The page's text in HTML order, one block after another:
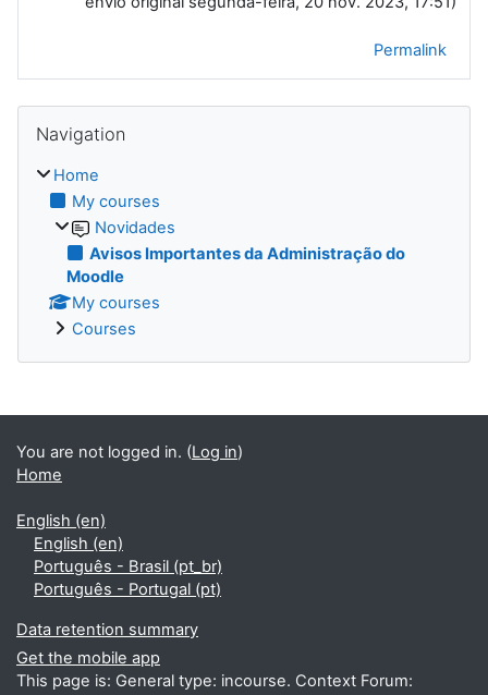
Permalink
Blocks
Navigation
Home
My courses
Novidades
Avisos Importantes da Administração do
Moodle
My courses
Courses
Blocks
You are not logged in. (Log in)
Home
English ‎(en)‎
English ‎(en)‎
Português - Brasil ‎(pt_br)‎
Português - Portugal ‎(pt)‎
Data retention summary
Get the mobile app
This page is: General type: incourse. Context Forum: